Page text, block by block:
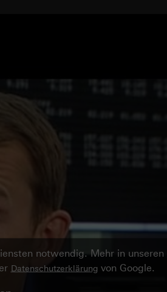
notwendig. Mehr in unseren
Datenschutzerklärungvon Google.